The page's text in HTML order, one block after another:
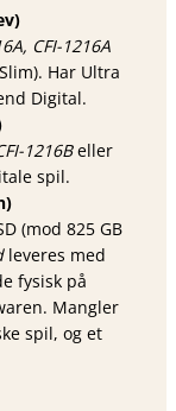
CFI-1216A
Har Ultra
Digital.
1216Beller
spil.
(mod 825 GB
leveres med
fysisk på
Mangler
spil, og et